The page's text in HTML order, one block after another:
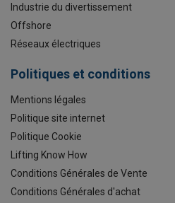
Industrie du divertissement
Offshore
Réseaux électriques
Politiques et conditions
Mentions légales
Politique site internet
Politique Cookie
Lifting Know How
Conditions Générales de Vente
Conditions Générales d'achat